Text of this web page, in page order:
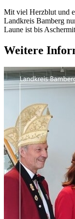
Mit viel Herzblut und
Landkreis Bamberg
Laune ist bis
Weitere